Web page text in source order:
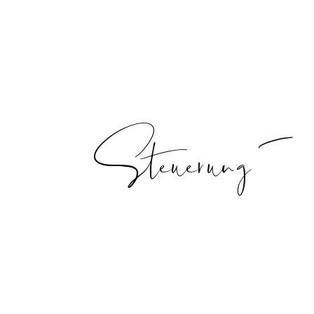
​
|
Steuerung